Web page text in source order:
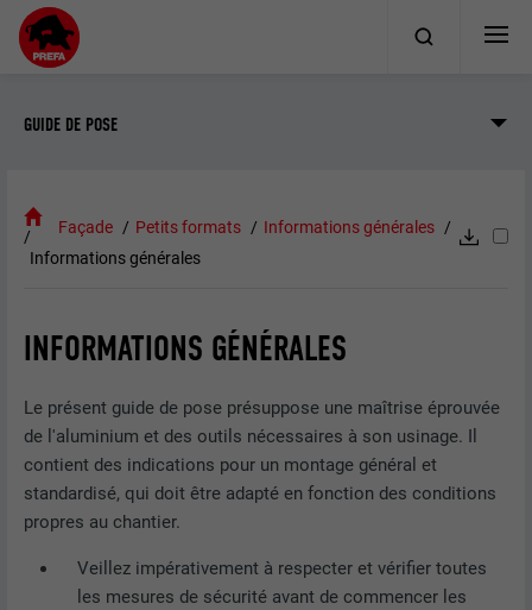
GUIDE DE POSE
Façade Petits formats
Informations générales
Informations générales
INFORMATIONS GÉNÉRALES
Le présent guide de pose présuppose une maîtrise éprouvée
de l'aluminium et des outils nécessaires à son usinage. Il
contient des indications pour un montage général et
standardisé, qui doit être adapté en fonction des conditions
propres au chantier.
Veillez impérativement à respecter et vérifier toutes
les mesures de sécurité avant de commencer les